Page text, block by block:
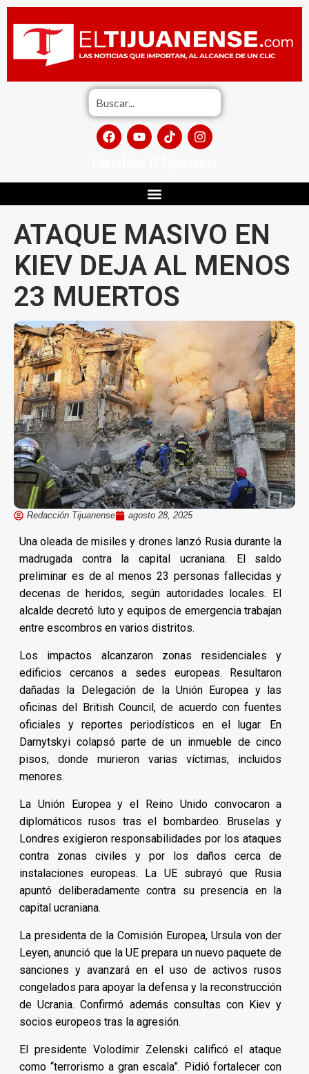
ATAQUE MASIVO EN
KIEV DEJA AL MENOS
23 MUERTOS
Redacción Tijuanense agosto 28, 2025
Una oleada de misiles y drones lanzó Rusia durante la
madrugada contra la capital ucraniana. El saldo
preliminar es de al menos 23 personas fallecidas y
decenas de heridos, según autoridades locales. El
alcalde decretó luto y equipos de emergencia trabajan
entre escombros en varios distritos.
Los impactos alcanzaron zonas residenciales y
edificios cercanos a sedes europeas. Resultaron
dañadas la Delegación de la Unión Europea y las
oficinas del British Council, de acuerdo con fuentes
oficiales y reportes periodísticos en el lugar. En
Darnytskyi colapsó parte de un inmueble de cinco
pisos, donde murieron varias víctimas, incluidos
menores.
La Unión Europea y el Reino Unido convocaron a
diplomáticos rusos tras el bombardeo. Bruselas y
Londres exigieron responsabilidades por los ataques
contra zonas civiles y por los daños cerca de
instalaciones europeas. La UE subrayó que Rusia
apuntó deliberadamente contra su presencia en la
capital ucraniana.
La presidenta de la Comisión Europea, Ursula von der
Leyen, anunció que la UE prepara un nuevo paquete de
sanciones y avanzará en el uso de activos rusos
congelados para apoyar la defensa y la reconstrucción
de Ucrania. Confirmó además consultas con Kiev y
socios europeos tras la agresión.
El presidente Volodímir Zelenski calificó el ataque
como “terrorismo a gran escala”. Pidió fortalecer con